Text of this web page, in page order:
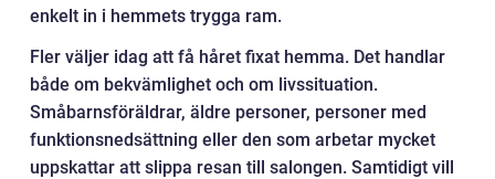
enkelt in i hemmets trygga ram.
Fler väljer idag att få håret fixat hemma. Det handlar
både om bekvämlighet och om livssituation.
Småbarnsföräldrar, äldre personer, personer med
funktionsnedsättning eller den som arbetar mycket
uppskattar att slippa resan till salongen. Samtidigt vill